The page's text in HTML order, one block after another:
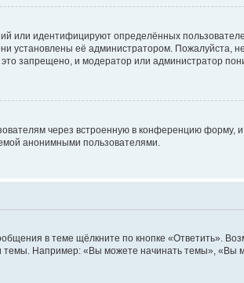
идентифицируют определённых
установлены её администратором. Пожалуйста,
запрещено, и модератор или администратор
через встроенную в конференцию форму,
анонимными пользователями.
в теме щёлкните по кнопке «Ответить».
Например: «Вы можете начинать темы», «Вы